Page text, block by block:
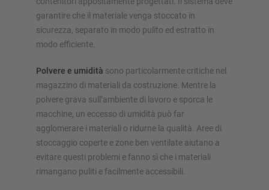
garantire che il materiale venga stoccato in
sicurezza, separato in modo pulito ed estratto in
modo efficiente.
Polvere e umidità sono particolarmente critiche nel
magazzino di materiali da costruzione. Mentre la
polvere grava sull’ambiente di lavoro e sporca le
macchine, un eccesso di umidità può far
agglomerare i materiali o ridurne la qualità. Aree di
stoccaggio coperte e zone ben ventilate aiutano a
evitare questi problemi e fanno sì che i materiali
rimangano puliti e facilmente accessibili.